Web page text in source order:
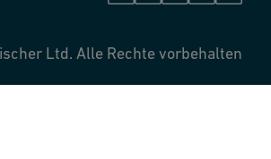
Ltd. Alle Rechte vorbehalten